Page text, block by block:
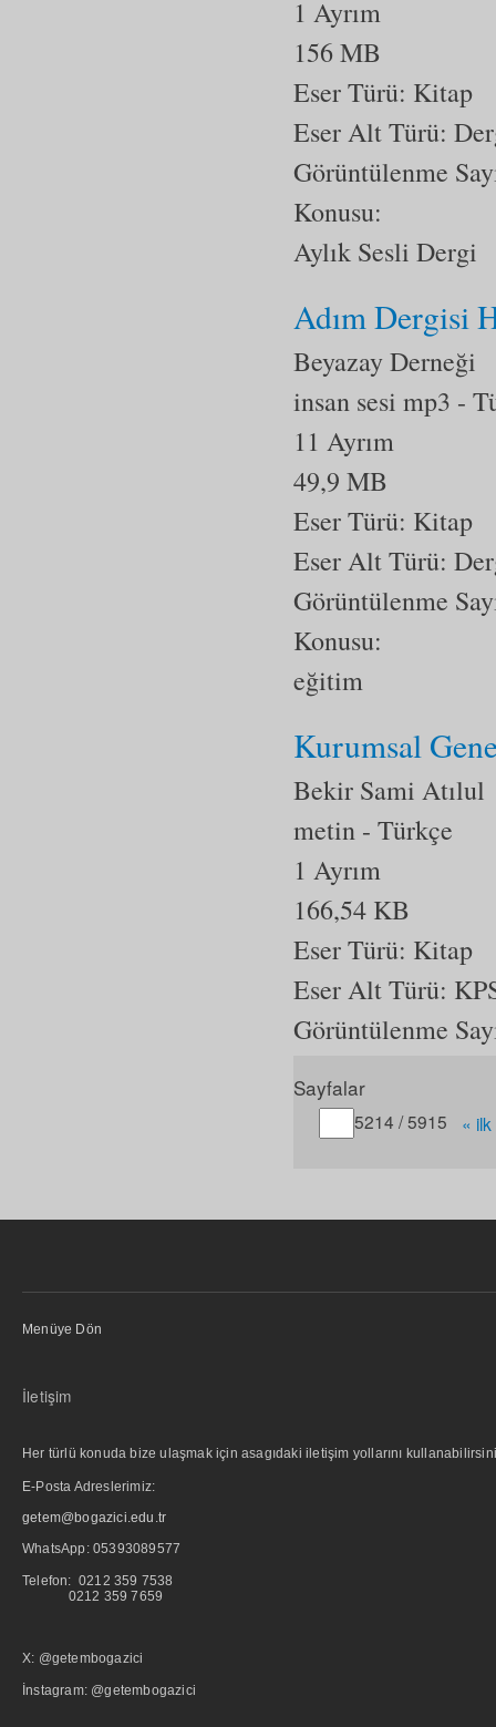
1 Ayrım
156 MB
Eser Türü: Kitap
Eser Alt Türü:
Görüntülenme
Konusu:
Aylık Sesli Dergi
Adım Dergisi
Beyazay Derneği
insan sesi mp3 -
11 Ayrım
49,9 MB
Eser Türü: Kitap
Eser Alt Türü:
Görüntülenme
Konusu:
eğitim
Kurumsal
Bekir Sami Atılul
metin - Türkçe
1 Ayrım
166,54 KB
Eser Türü: Kitap
Eser Alt Türü:
Görüntülenme
Sayfalar
Gitmek istediğiniz
5214 / 5915 « ilk
Menüye Dön
İletişim
Her türlü konuda bize ulaşmak için asagıdaki iletişim yollarını
E-Posta Adreslerimiz:
getem@bogazici.edu.tr
WhatsApp: 05393089577
Telefon: 0212 359 7538
0212 359 7659
X: @getembogazici
İnstagram: @getembogazici